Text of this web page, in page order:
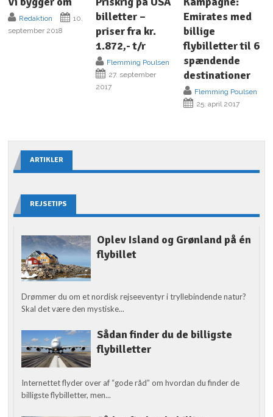
Redaktion
10.
september 2018
billetter –
priser fra kr.
1.872,- t/r
Flemming Poulsen
27. september
2017
Emirates med
billige
flybilletter til 6
spændende
destinationer
Flemming Poulsen
25. april 2017
ARTIKLER
REJSETIPS
Oplev Island og Grønland på én
flybillet
Drømmer du om et nordisk rejseeventyr i tryllebindende natur?
Skal det være den mystiske...
Sådan finder du de billigste
flybilletter
Internettet flyder over af “gode råd” om hvordan du finder de
billigste flybilletter, men...